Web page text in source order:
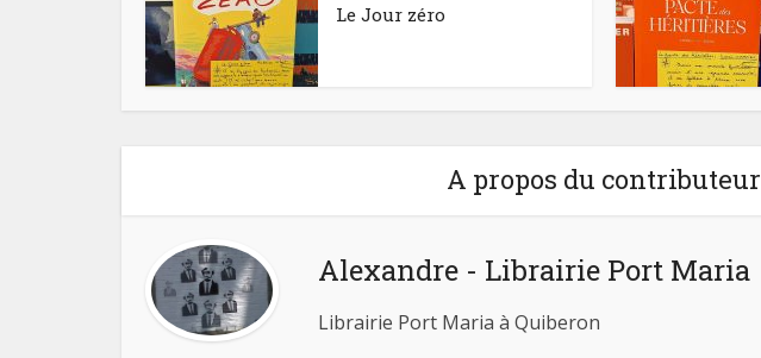
Le Jour zéro
A propos du contributeur
Alexandre - Librairie Port Maria
Librairie Port Maria à Quiberon